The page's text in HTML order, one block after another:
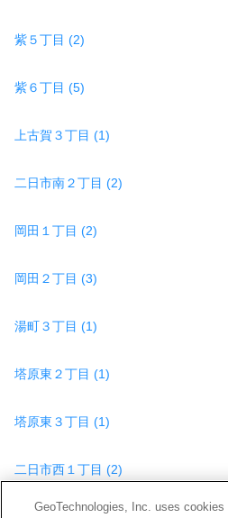
紫５丁目 (2)
紫６丁目 (5)
上古賀３丁目 (1)
二日市南２丁目 (2)
岡田１丁目 (2)
岡田２丁目 (3)
湯町３丁目 (1)
塔原東２丁目 (1)
塔原東３丁目 (1)
二日市西１丁目 (2)
GeoTechnologies, Inc. uses